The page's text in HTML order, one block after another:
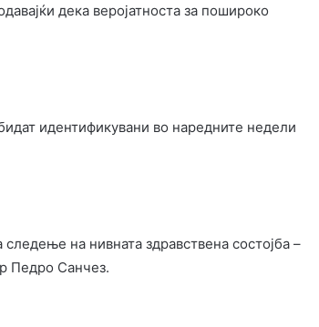
дека веројатноста за пошироко
идентификувани во наредните недели
на нивната здравствена состојба –
Педро Санчез.